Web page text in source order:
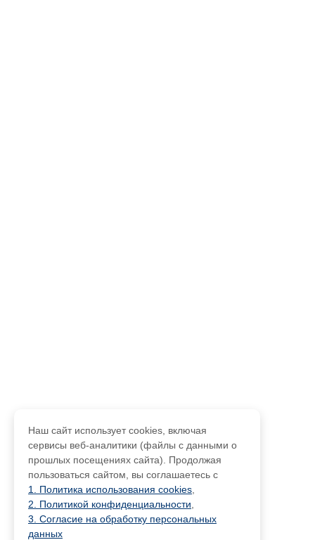
Наш сайт использует cookies, включая
сервисы веб-аналитики (файлы с данными о
прошлых посещениях сайта). Продолжая
пользоваться сайтом, вы соглашаетесь с
1. Политика использования cookies
2. Политикой конфиденциальности
3. Согласие на обработку персональных
данных